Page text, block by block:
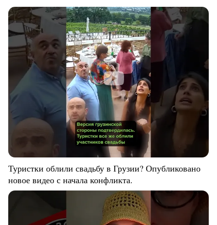
Туристки облили свадьбу в Грузии? Опубликовано
новое видео с начала конфликта.